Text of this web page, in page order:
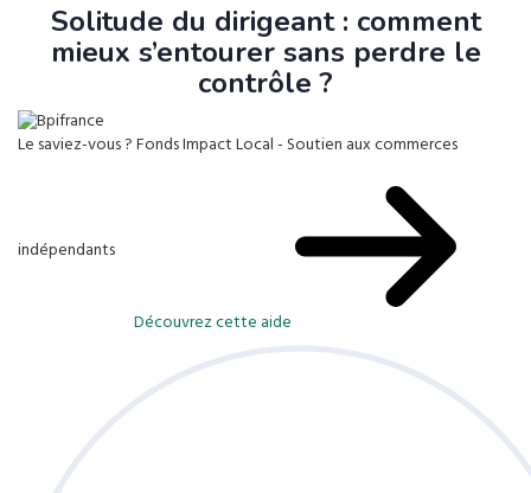
Solitude du dirigeant : comment
mieux s’entourer sans perdre le
contrôle ?
Le saviez-vous ?Fonds Impact Local - Soutien aux commerces
indépendants
Découvrez cette aide